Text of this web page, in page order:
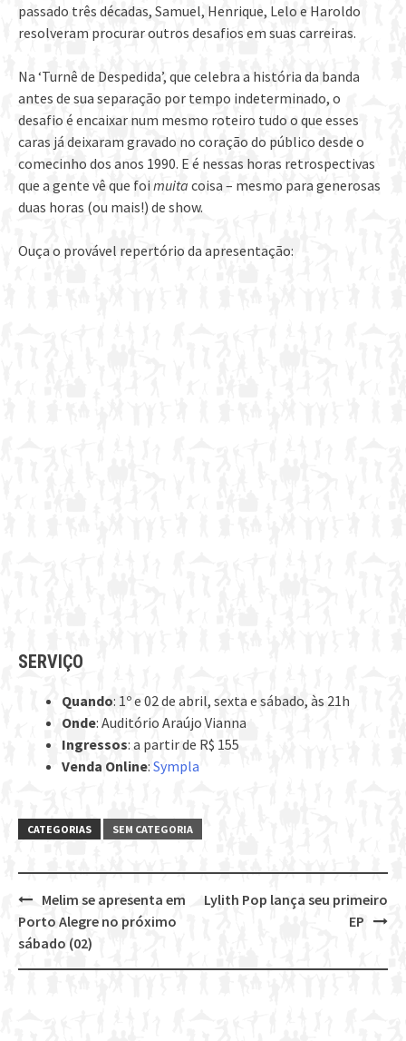
passado três décadas, Samuel, Henrique, Lelo e Haroldo
resolveram procurar outros desafios em suas carreiras.
Na ‘Turnê de Despedida’, que celebra a história da banda
antes de sua separação por tempo indeterminado, o
desafio é encaixar num mesmo roteiro tudo o que esses
caras já deixaram gravado no coração do público desde o
comecinho dos anos 1990. E é nessas horas retrospectivas
que a gente vê que foi muita coisa – mesmo para generosas
duas horas (ou mais!) de show.
Ouça o provável repertório da apresentação:
SERVIÇO
Quando: 1º e 02 de abril, sexta e sábado, às 21h
Onde: Auditório Araújo Vianna
Ingressos: a partir de R$ 155
Venda Online: Sympla
CATEGORIAS SEM CATEGORIA
Post
navigation
Lylith Pop lança seu primeiro
EP
Melim se apresenta em
Porto Alegre no próximo
sábado (02)